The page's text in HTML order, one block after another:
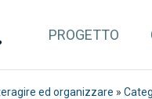
PROGETTO
ed organizzare »